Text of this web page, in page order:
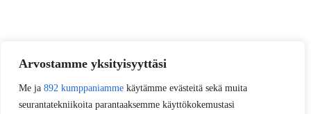
Arvostamme yksityisyyttäsi
Me ja 892 kumppaniamme käytämme evästeitä sekä muita
seurantatekniikoita parantaaksemme käyttökokemustasi